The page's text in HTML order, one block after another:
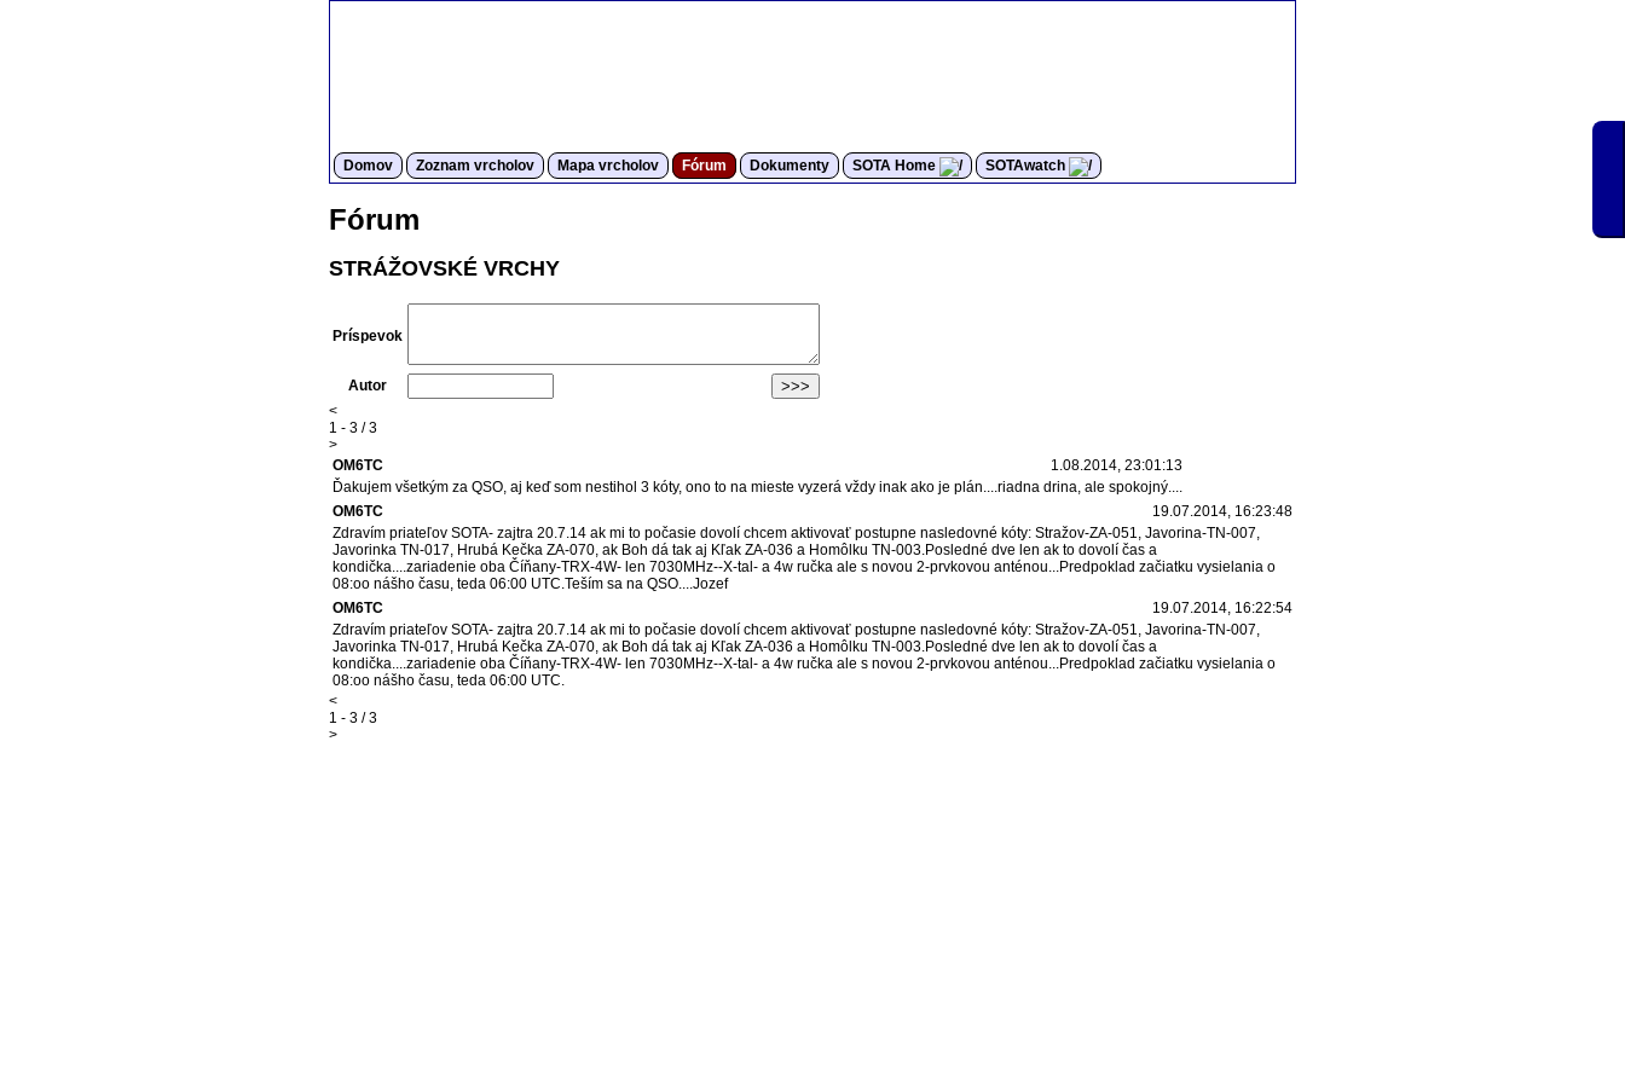
Domov Zoznam vrcholov Mapa vrcholov Fórum Dokumenty SOTA Home SOTAwatch
Fórum
STRÁŽOVSKÉ VRCHY
Príspevok
Autor
<
1 - 3 / 3
>
OM6TC
1.08.2014, 23:01:13
Ďakujem všetkým za QSO, aj keď som nestihol 3 kóty, ono to na mieste vyzerá vždy inak ako je plán....riadna drina, ale spokojný....
OM6TC
19.07.2014, 16:23:48
Zdravím priateľov SOTA- zajtra 20.7.14 ak mi to počasie dovolí chcem aktivovať postupne nasledovné kóty: Stražov-ZA-051, Javorina-TN-007,
Javorinka TN-017, Hrubá Kečka ZA-070, ak Boh dá tak aj Kľak ZA-036 a Homôlku TN-003.Posledné dve len ak to dovolí čas a
kondička....zariadenie oba Číňany-TRX-4W- len 7030MHz--X-tal- a 4w ručka ale s novou 2-prvkovou anténou...Predpoklad začiatku vysielania o
08:oo nášho času, teda 06:00 UTC.Teším sa na QSO....Jozef
OM6TC
19.07.2014, 16:22:54
Zdravím priateľov SOTA- zajtra 20.7.14 ak mi to počasie dovolí chcem aktivovať postupne nasledovné kóty: Stražov-ZA-051, Javorina-TN-007,
Javorinka TN-017, Hrubá Kečka ZA-070, ak Boh dá tak aj Kľak ZA-036 a Homôlku TN-003.Posledné dve len ak to dovolí čas a
kondička....zariadenie oba Číňany-TRX-4W- len 7030MHz--X-tal- a 4w ručka ale s novou 2-prvkovou anténou...Predpoklad začiatku vysielania o
08:oo nášho času, teda 06:00 UTC.
<
1 - 3 / 3
>